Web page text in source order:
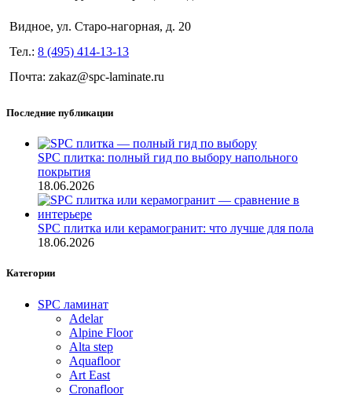
Видное, ул. Старо-нагорная, д. 20
Тел.: 8 (495) 414-13-13
Почта: zakaz@spc-laminate.ru
Последние публикации
SPC плитка: полный гид по выбору напольного
покрытия
18.06.2026
SPC плитка или керамогранит: что лучше для пола
18.06.2026
Категории
SPC ламинат
Adelar
Alpine Floor
Alta step
Aquafloor
Art East
Cronafloor